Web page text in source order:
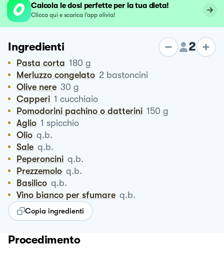
Calcola le dosi perfette per la tua dieta!
Clicca qui e scarica l’app olivia!
Ingredienti 2
Pasta corta 180 g
Merluzzo congelato 2 bastoncini
Olive nere 30 g
Capperi 1 cucchiaio
Pomodorini pachino o datterini 150 g
Aglio 1 spicchio
Olio q.b.
Sale q.b.
Peperoncini q.b.
Prezzemolo q.b.
Basilico q.b.
Vino bianco per sfumare q.b.
Copia ingredienti
Procedimento